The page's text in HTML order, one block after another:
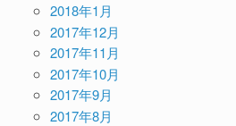
2018年1月
2017年12月
2017年11月
2017年10月
2017年9月
2017年8月